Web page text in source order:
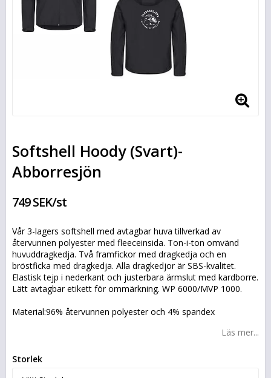
Softshell Hoody (Svart)-
Abborresjön
749 SEK/st
Vår 3-lagers softshell med avtagbar huva tillverkad av
återvunnen polyester med fleeceinsida. Ton-i-ton omvänd
huvuddragkedja. Två framfickor med dragkedja och en
bröstficka med dragkedja. Alla dragkedjor är SBS-kvalitet.
Elastisk tejp i nederkant och justerbara ärmslut med kardborre.
Lätt avtagbar etikett för ommärkning. WP 6000/MVP 1000.
Material:96% återvunnen polyester och 4% spandex
Läs mer...
Storlek